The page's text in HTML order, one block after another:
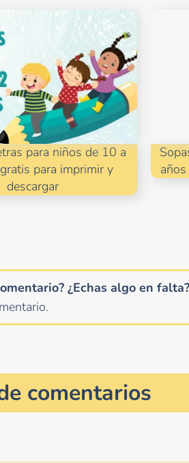
para niños de 10 a
para imprimir y
descargar
¿Echas algo en falta?
comentarios